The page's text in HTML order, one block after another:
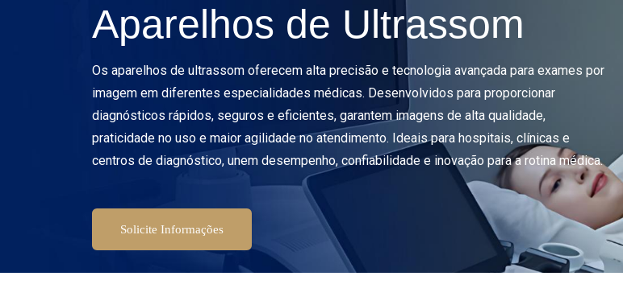
Aparelhos de Ultrassom
Os aparelhos de ultrassom oferecem alta precisão e tecnologia avançada para exames por
imagem em diferentes especialidades médicas. Desenvolvidos para proporcionar
diagnósticos rápidos, seguros e eficientes, garantem imagens de alta qualidade,
praticidade no uso e maior agilidade no atendimento. Ideais para hospitais, clínicas e
centros de diagnóstico, unem desempenho, confiabilidade e inovação para a rotina médica.
Solicite Informações